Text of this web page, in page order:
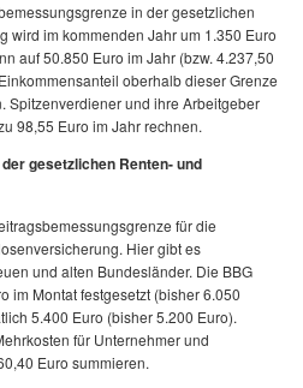
in der gesetzlichen
wird im kommenden Jahr um 1.350 Euro
auf 50.850 Euro im Jahr (bzw. 4.237,50
oberhalb dieser Grenze
Spitzenverdiener und ihre Arbeitgeber
98,55 Euro im Jahr rechnen.
gesetzlichen Renten- und
für die
Hier gibt es
und alten Bundesländer. Die BBG
im Montat festgesetzt (bisher 6.050
5.400 Euro (bisher 5.200 Euro).
für Unternehmer und
Euro summieren.